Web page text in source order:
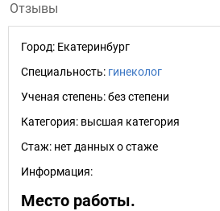
Отзывы
Город: Екатеринбург
Специальность: гинеколог
Ученая степень:без степени
Категория: высшая категория
Стаж: нет данных о стаже
Информация:
Место работы.